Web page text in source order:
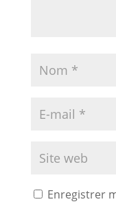
Enregistrer